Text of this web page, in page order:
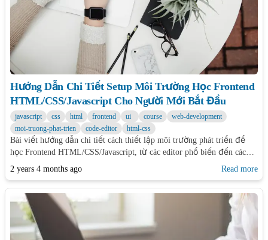
Hướng Dẫn Chi Tiết Setup Môi Trường Học Frontend
HTML/CSS/Javascript Cho Người Mới Bắt Đầu
javascript css html frontend ui course
web-development
moi-truong-phat-trien
code-editor html-css
Bài viết hướng dẫn chi tiết cách thiết lập môi trường phát triển để
học Frontend HTML/CSS/Javascript, từ các editor phổ biến đến các
platform nền tảng phát triển code trực tuyến, giúp người mới bắt đầu
nhanh chóng làm quen với lập trình web.
2 years 4 months ago Read more